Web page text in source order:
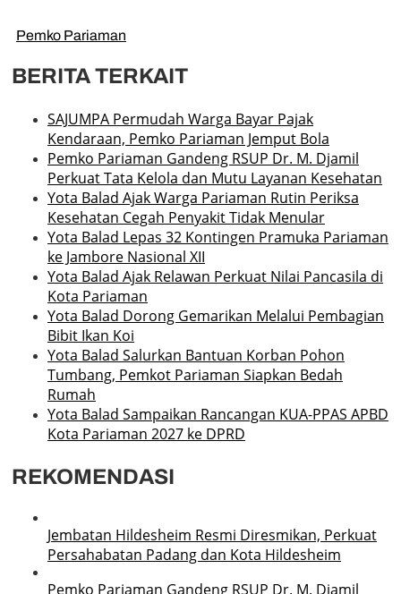
Pemko Pariaman
BERITA TERKAIT
SAJUMPA Permudah Warga Bayar Pajak
Kendaraan, Pemko Pariaman Jemput Bola
Pemko Pariaman Gandeng RSUP Dr. M. Djamil
Perkuat Tata Kelola dan Mutu Layanan Kesehatan
Yota Balad Ajak Warga Pariaman Rutin Periksa
Kesehatan Cegah Penyakit Tidak Menular
Yota Balad Lepas 32 Kontingen Pramuka Pariaman
ke Jambore Nasional XII
Yota Balad Ajak Relawan Perkuat Nilai Pancasila di
Kota Pariaman
Yota Balad Dorong Gemarikan Melalui Pembagian
Bibit Ikan Koi
Yota Balad Salurkan Bantuan Korban Pohon
Tumbang, Pemkot Pariaman Siapkan Bedah
Rumah
Yota Balad Sampaikan Rancangan KUA-PPAS APBD
Kota Pariaman 2027 ke DPRD
REKOMENDASI
Jembatan Hildesheim Resmi Diresmikan, Perkuat
Persahabatan Padang dan Kota Hildesheim
Pemko Pariaman Gandeng RSUP Dr. M. Djamil